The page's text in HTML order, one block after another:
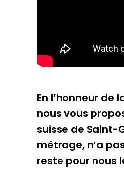
En l’honneur de
nous vous
suisse de Saint-
métrage, n’a
reste pour nous